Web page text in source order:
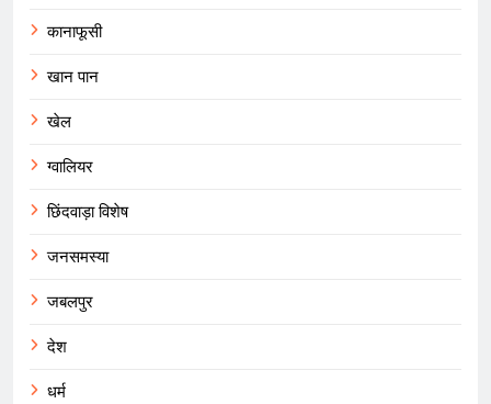
कानाफूसी
खान पान
खेल
ग्वालियर
छिंदवाड़ा विशेष
जनसमस्या
जबलपुर
देश
धर्म